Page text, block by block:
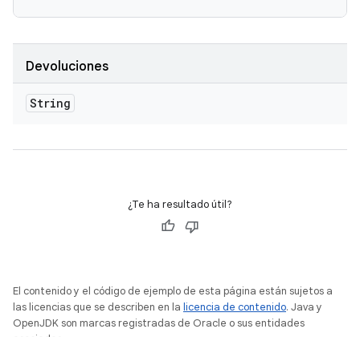
Devoluciones
String
¿Te ha resultado útil?
El contenido y el código de ejemplo de esta página están sujetos a
las licencias que se describen en la licencia de contenido. Java y
OpenJDK son marcas registradas de Oracle o sus entidades